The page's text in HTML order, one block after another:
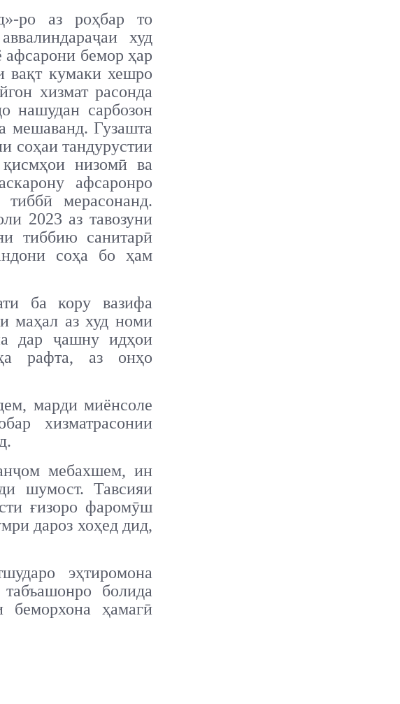
ро аз роҳбар то
худ
афсарони бемор ҳар
вақт кумаки хешро
хизмат расонда
нашудан сарбозон
мешаванд. Гузашта
соҳаи тандурустии
низомӣ ва
афсаронро
мерасонанд.
2023 аз тавозуни
тиббию санитарӣ
соҳа бо ҳам
ба кору вазифа
маҳал аз худ номи
дар ҷашну идҳои
рафта, аз онҳо
марди миёнсоле
хизматрасонии
мебахшем, ин
шумост. Тавсияи
ғизоро фаромӯш
дароз хоҳед дид,
эҳтиромона
болида
ҳамагӣ